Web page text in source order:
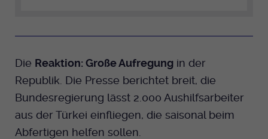
Die Reaktion: Große Aufregung in der
Republik. Die Presse berichtet breit, die
Bundesregierung lässt 2.000 Aushilfsarbeiter
aus der Türkei einfliegen, die saisonal beim
Abfertigen helfen sollen.
Zweck
festzustellen ob ein Benutzer im TYPO3
Frontend eingelogged ist und die Seite
Name PHPSESSID
Laufzeit 30 Minuten
Zweck
Zur Speicherung kurzfristiger
Informationen über den Besuch.
Zweck Anzeigen / Ads
Instagram
Twitter